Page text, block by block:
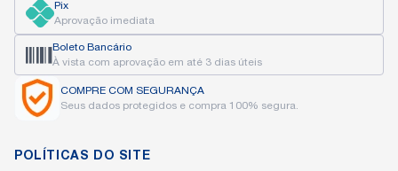
Pix
Aprovação imediata
Boleto Bancário
À vista com aprovação em até 3 dias úteis
COMPRE COM SEGURANÇA
Seus dados protegidos e compra 100% segura.
POLÍTICAS DO SITE